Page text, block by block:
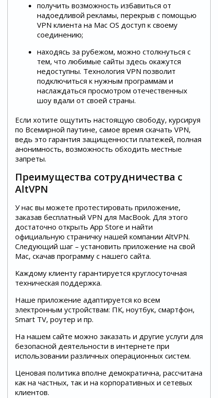
получить возможность избавиться от
надоедливой рекламы, перекрыв с помощью
VPN клиента на Mac OS доступ к своему
соединению;
находясь за рубежом, можно столкнуться с
тем, что любимые сайты здесь окажутся
недоступны. Технология VPN позволит
подключиться к нужным программам и
наслаждаться просмотром отечественных
шоу вдали от своей страны.
Если хотите ощутить настоящую свободу, курсируя
по Всемирной паутине, самое время скачать VPN,
ведь это гарантия защищенности платежей, полная
анонимность, возможность обходить местные
запреты.
Преимущества сотрудничества с
AltVPN
У нас вы можете протестировать приложение,
заказав бесплатный VPN для MacBook. Для этого
достаточно открыть App Store и найти
официальную страничку нашей компании AltVPN.
Следующий шаг – установить приложение на свой
Mac, скачав программу с нашего сайта.
Каждому клиенту гарантируется круглосуточная
техническая поддержка.
Наше приложение адаптируется ко всем
электронным устройствам: ПК, ноутбук, смартфон,
Smart TV, роутер и пр.
На нашем сайте можно заказать и другие услуги для
безопасной деятельности в интернете при
использовании различных операционных систем.
Ценовая политика вполне демократична, рассчитана
как на частных, так и на корпоративных и сетевых
клиентов.